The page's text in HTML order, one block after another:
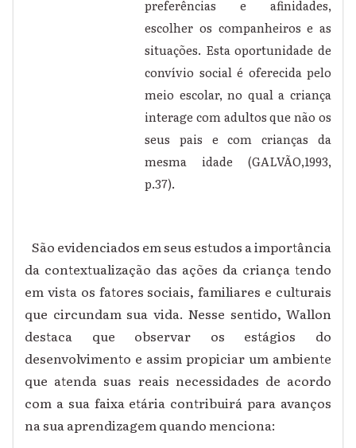
preferências e afinidades,
escolher os companheiros e as
situações. Esta oportunidade de
convívio social é oferecida pelo
meio escolar, no qual a criança
interage com adultos que não os
seus pais e com crianças da
mesma idade (GALVÃO,1993,
p.37).
São evidenciados em seus estudos a importância
da contextualização das ações da criança tendo
em vista os fatores sociais, familiares e culturais
que circundam sua vida. Nesse sentido, Wallon
destaca que observar os estágios do
desenvolvimento e assim propiciar um ambiente
que atenda suas reais necessidades de acordo
com a sua faixa etária contribuirá para avanços
na sua aprendizagem quando menciona: